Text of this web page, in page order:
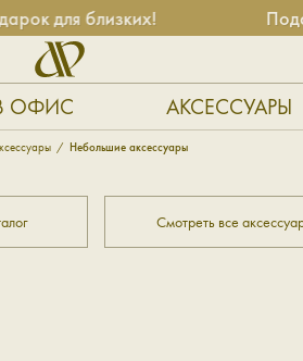
для близких!
ОФИС АКСЕССУАРЫ
Небольшие аксессуары
Смотреть все